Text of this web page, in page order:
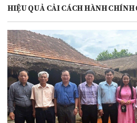
HIỆU QUẢ CẢI CÁCH HÀNH CHÍNH